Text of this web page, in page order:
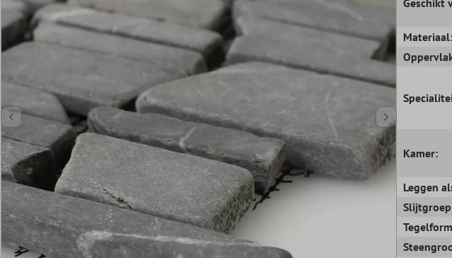
Materiaal:
Kamer:
Leggen